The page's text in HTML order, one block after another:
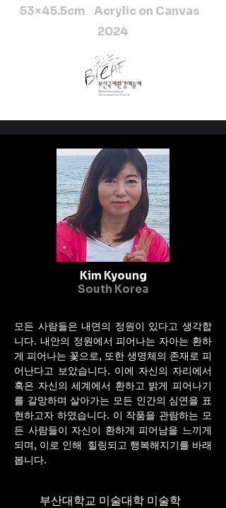
53×45.5cm Acrylic on Canvas
2024
Kim Kyoung
South Korea
모든 사람들은 내면의 정원이 있다고 생각합
니다. 내안의 정원에서 피어나는 자아는 환하
게 피어나는 꽃으로, 또한 생명체의 존재로 피
어난다고 보았습니다. 이에 자신의 자리에서
혹은 자신의 세계에서 환하고 밝게 피어나기
를 갈망하며 살아가는 모든 인간의 심연을 표
현하고자 하였습니다. 이 작품을 관람하는 모
든 사람들이 자신이 환하게 피어남을 느끼게
되며, 이로 인해 힐링되고 행복해지기를 바래
봅니다.
부산대학교 미술대학 미술학